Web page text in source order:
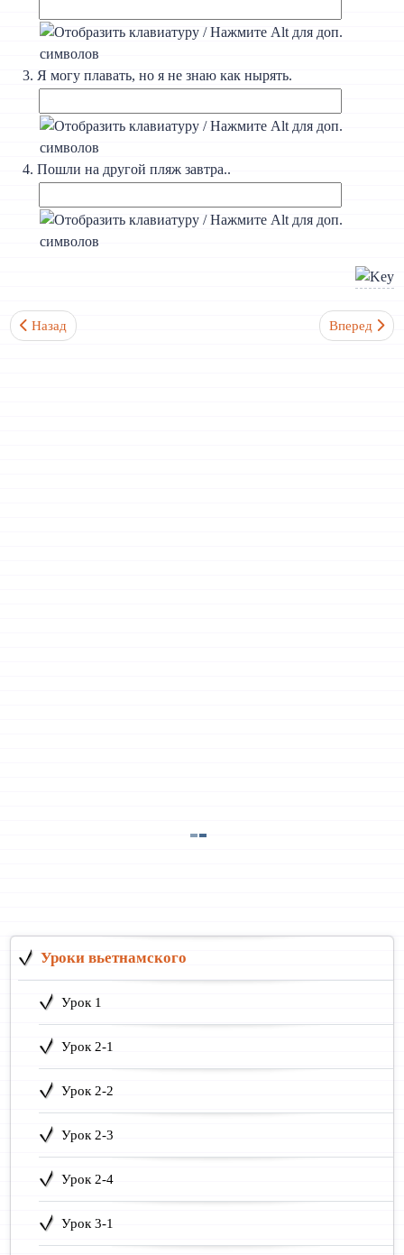
Я могу плавать, но я не знаю как нырять.
Пошли на другой пляж завтра..
Предыдущий: Урок 14. Диалог 1. На пляже Нячанга
Назад Следующий:
Вперед
Уроки вьетнамского
Урок 1
Урок 2-1
Урок 2-2
Урок 2-3
Урок 2-4
Урок 3-1